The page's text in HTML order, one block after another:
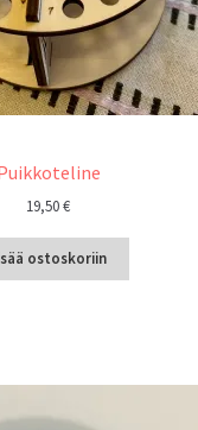
19,50€
ostoskoriin